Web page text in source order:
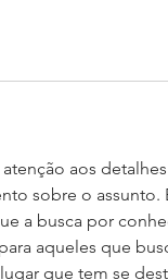
aos
sobre o
a busca por
aqueles que
que tem se